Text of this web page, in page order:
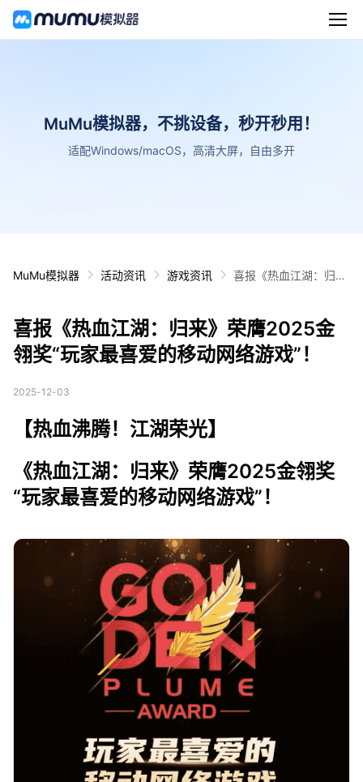
MuMu模拟器，不挑设备，秒开秒用！
适配Windows/macOS，高清大屏，自由多开
MuMu模拟器 活动资讯 游戏资讯
喜报《热血江湖：归
络游戏”！
喜报《热血江湖：归来》荣膺2025金
翎奖“玩家最喜爱的移动网络游戏”！
2025-12-03
【热血沸腾！江湖荣光】
《热血江湖：归来》荣膺2025金翎奖
“玩家最喜爱的移动网络游戏”！